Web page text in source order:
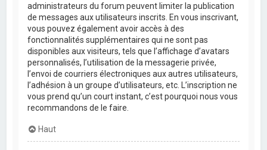
administrateurs du forum peuvent limiter la publication
de messages aux utilisateurs inscrits. En vous inscrivant,
vous pouvez également avoir accès à des
fonctionnalités supplémentaires qui ne sont pas
disponibles aux visiteurs, tels que l’affichage d’avatars
personnalisés, l’utilisation de la messagerie privée,
l’envoi de courriers électroniques aux autres utilisateurs,
l’adhésion à un groupe d’utilisateurs, etc. L’inscription ne
vous prend qu’un court instant, c’est pourquoi nous vous
recommandons de le faire.
Haut